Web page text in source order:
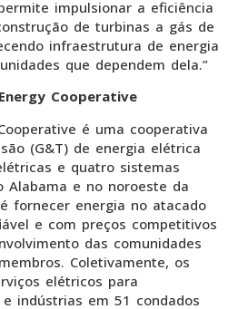
impulsionar a eficiência
de turbinas a gás de
infraestrutura de energia
que dependem dela.”
Cooperative
é uma cooperativa
(G&T) de energia elétrica
e quatro sistemas
Alabama e no noroeste da
fornecer energia no atacado
e com preços competitivos
das comunidades
Coletivamente, os
elétricos para
indústrias em 51 condados